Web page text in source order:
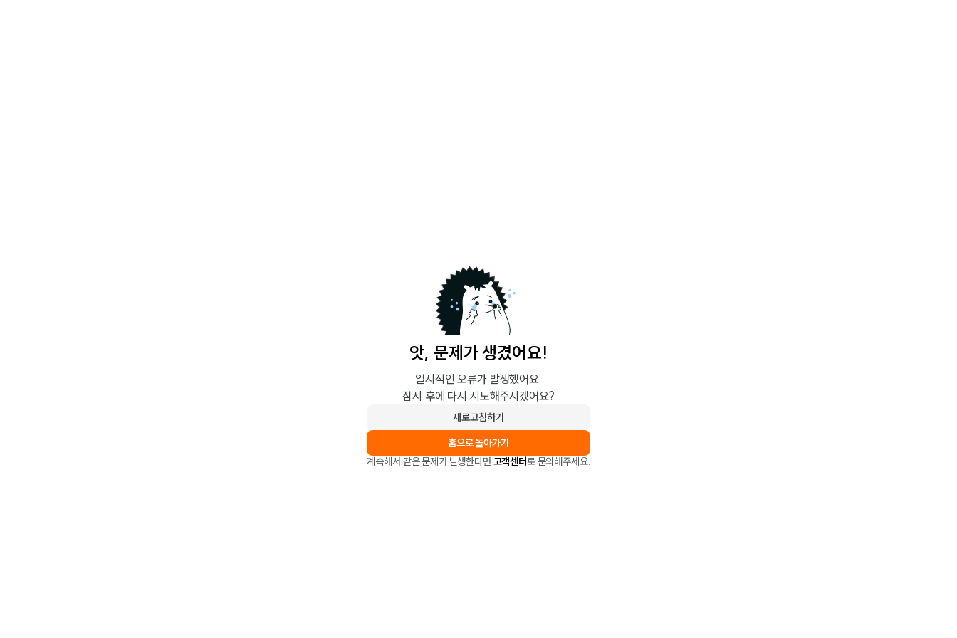
앗, 문제가 생겼어요!
일시적인 오류가 발생했어요.
잠시 후에 다시 시도해주시겠어요?
새로고침하기
홈으로 돌아가기
계속해서 같은 문제가 발생한다면 고객센터로 문의해주세요.